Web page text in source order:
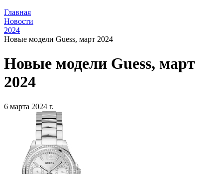
Главная
Новости
2024
Новые модели Guess, март 2024
Новые модели Guess, март
2024
6 марта 2024 г.